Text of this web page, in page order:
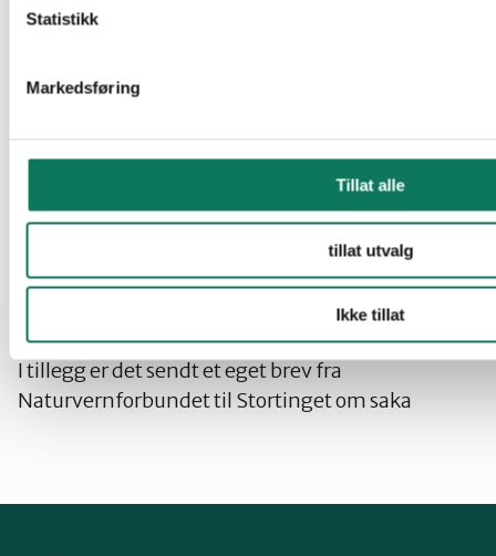
Statistikk
Markedsføring
Tillat alle
tillat utvalg
Ikke tillat
Espen Søilen
Den Norske Turistforening
Kjartan Askim
Norskog
Maren Esmark
I tillegg er det sendt et eget brev fra
Naturvernforbundet til Stortinget om saka